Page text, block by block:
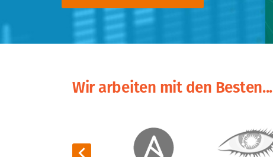
Wir arbeiten mit den Besten...